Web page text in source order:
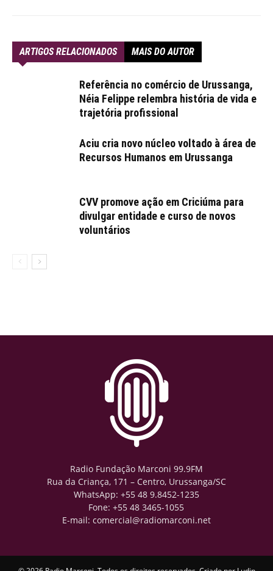
ARTIGOS RELACIONADOS MAIS DO AUTOR
Referência no comércio de Urussanga,
Néia Felippe relembra história de vida e
trajetória profissional
Aciu cria novo núcleo voltado à área de
Recursos Humanos em Urussanga
CVV promove ação em Criciúma para
divulgar entidade e curso de novos
voluntários
Radio Fundação Marconi 99.9FM
Rua da Criança, 171 – Centro, Urussanga/SC
WhatsApp: +55 48 9.8452-1235
Fone: +55 48 3465-1055
E-mail: comercial@radiomarconi.net